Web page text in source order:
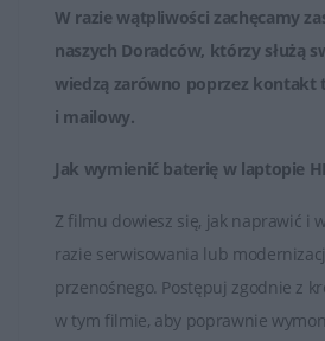
W razie wątpliwości zachęcamy
naszych Doradców, którzy służą
wiedzą zarówno poprzez kontakt
i mailowy.
Jak wymienić baterię w laptopie
Z filmu dowiesz się, jak naprawić i
razie serwisowania lub
przenośnego. Postępuj zgodnie z
w tym filmie, aby poprawnie